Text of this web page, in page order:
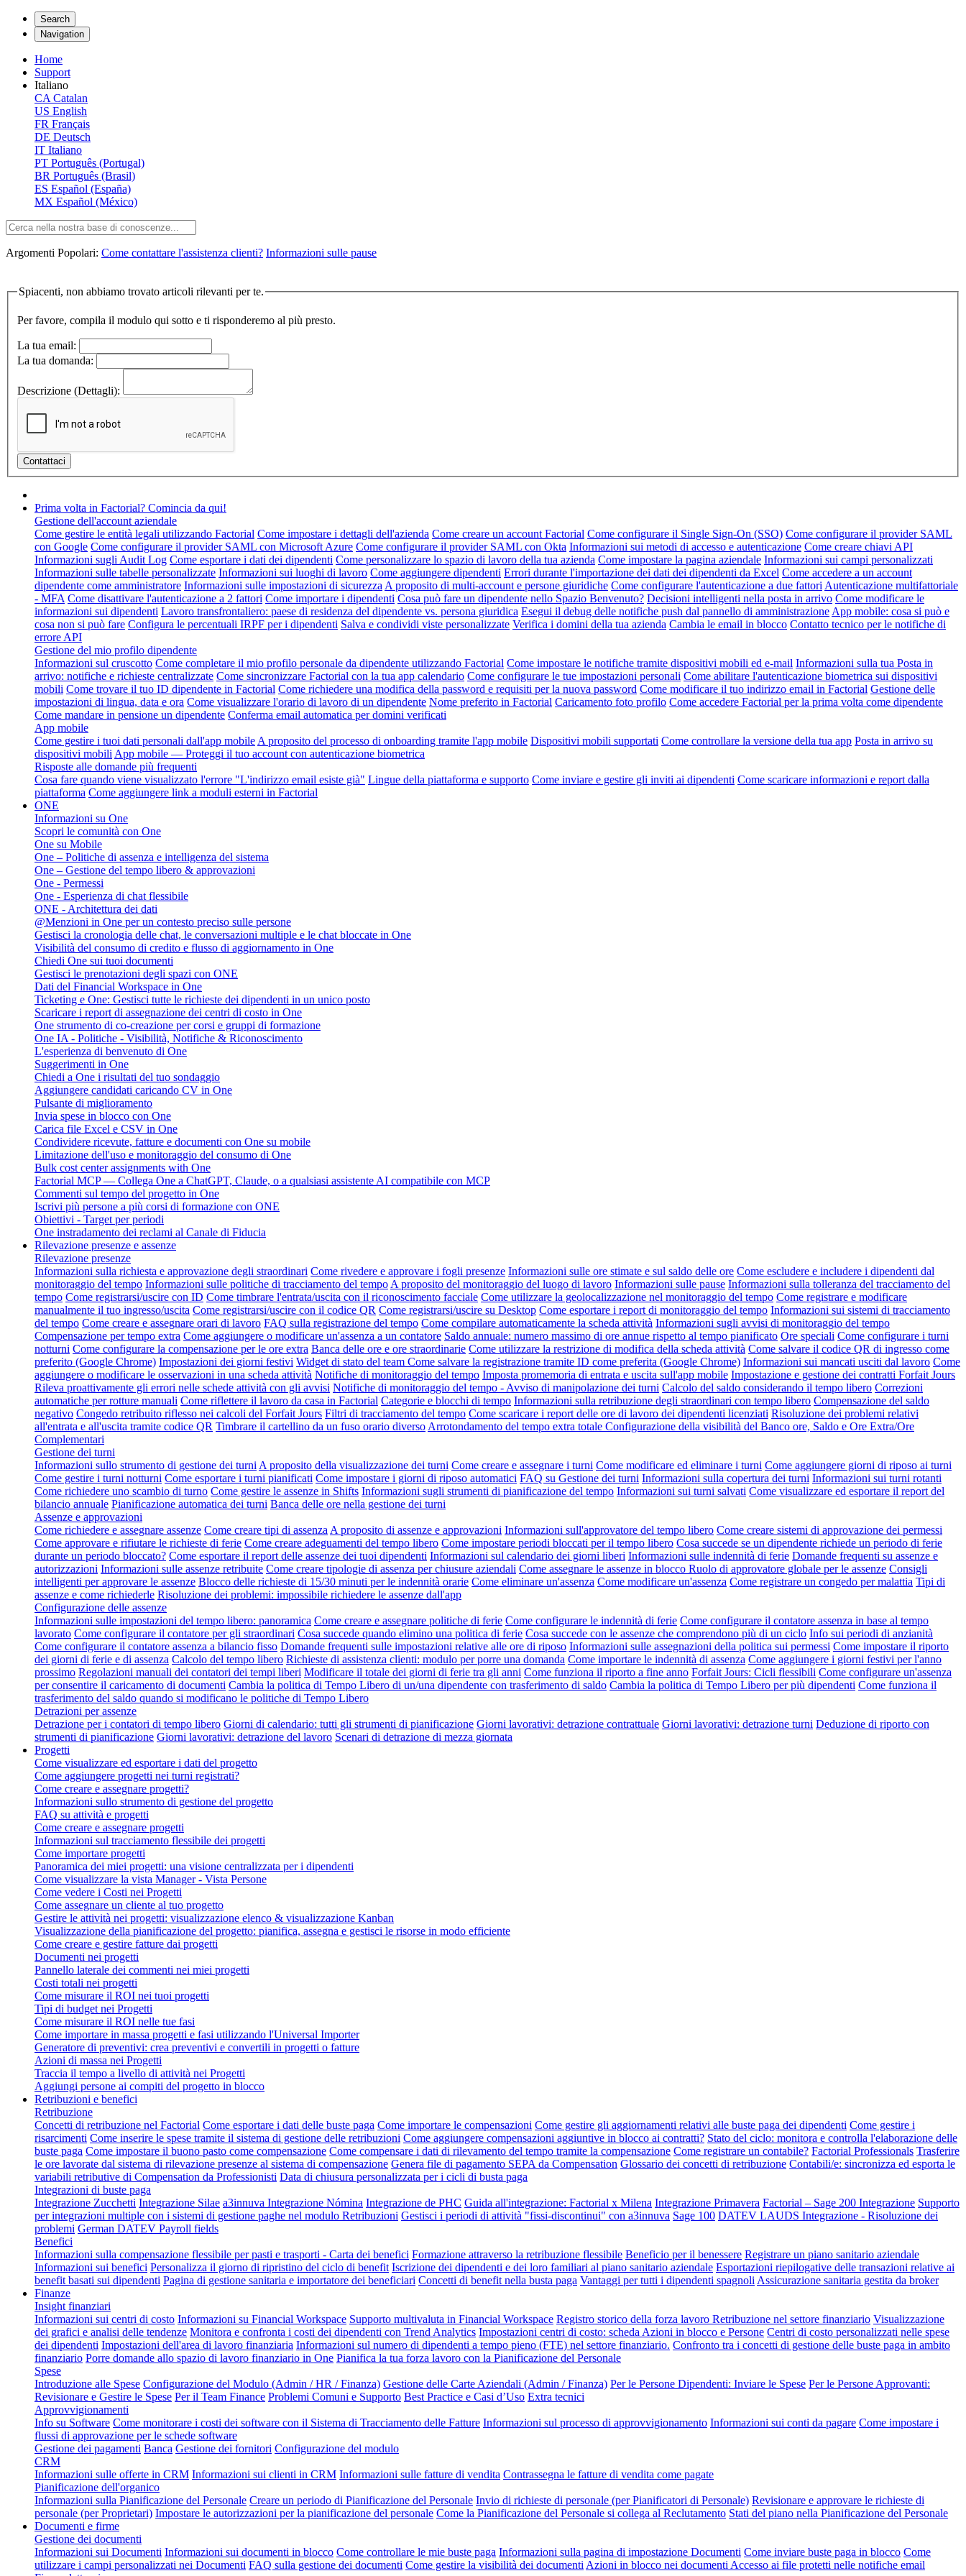
Search
Navigation
Home
Support
Italiano
CA Catalan
US English
FR Français
DE Deutsch
IT Italiano
PT Português (Portugal)
BR Português (Brasil)
ES Español (España)
MX Español (México)
Argomenti Popolari: Come contattare l'assistenza clienti? Informazioni sulle pause
Spiacenti, non abbiamo trovato articoli rilevanti per te.
Per favore, compila il modulo qui sotto e ti risponderemo al più presto.
La tua email:
La tua domanda:
Descrizione (Dettagli):
Prima volta in Factorial? Comincia da qui!
Gestione dell'account aziendale
Come gestire le entità legali utilizzando Factorial Come impostare i dettagli dell'azienda Come creare un account Factorial Come configurare il Single Sign-On (SSO) Come configurare il provider SAML
con Google Come configurare il provider SAML con Microsoft Azure Come configurare il provider SAML con Okta Informazioni sui metodi di accesso e autenticazione Come creare chiavi API
Informazioni sugli Audit Log Come esportare i dati dei dipendenti Come personalizzare lo spazio di lavoro della tua azienda Come impostare la pagina aziendale Informazioni sui campi personalizzati
Informazioni sulle tabelle personalizzate Informazioni sui luoghi di lavoro Come aggiungere dipendenti Errori durante l'importazione dei dati dei dipendenti da Excel Come accedere a un account
dipendente come amministratore Informazioni sulle impostazioni di sicurezza A proposito di multi-account e persone giuridiche Come configurare l'autenticazione a due fattori Autenticazione multifattoriale
- MFA Come disattivare l'autenticazione a 2 fattori Come importare i dipendenti Cosa può fare un dipendente nello Spazio Benvenuto? Decisioni intelligenti nella posta in arrivo Come modificare le
informazioni sui dipendenti Lavoro transfrontaliero: paese di residenza del dipendente vs. persona giuridica Esegui il debug delle notifiche push dal pannello di amministrazione App mobile: cosa si può e
cosa non si può fare Configura le percentuali IRPF per i dipendenti Salva e condividi viste personalizzate Verifica i domini della tua azienda Cambia le email in blocco Contatto tecnico per le notifiche di
errore API
Gestione del mio profilo dipendente
Informazioni sul cruscotto Come completare il mio profilo personale da dipendente utilizzando Factorial Come impostare le notifiche tramite dispositivi mobili ed e-mail Informazioni sulla tua Posta in
arrivo: notifiche e richieste centralizzate Come sincronizzare Factorial con la tua app calendario Come configurare le tue impostazioni personali Come abilitare l'autenticazione biometrica sui dispositivi
mobili Come trovare il tuo ID dipendente in Factorial Come richiedere una modifica della password e requisiti per la nuova password Come modificare il tuo indirizzo email in Factorial Gestione delle
impostazioni di lingua, data e ora Come visualizzare l'orario di lavoro di un dipendente Nome preferito in Factorial Caricamento foto profilo Come accedere Factorial per la prima volta come dipendente
Come mandare in pensione un dipendente Conferma email automatica per domini verificati
App mobile
Come gestire i tuoi dati personali dall'app mobile A proposito del processo di onboarding tramite l'app mobile Dispositivi mobili supportati Come controllare la versione della tua app Posta in arrivo su
dispositivi mobili App mobile — Proteggi il tuo account con autenticazione biometrica
Risposte alle domande più frequenti
Cosa fare quando viene visualizzato l'errore "L'indirizzo email esiste già" Lingue della piattaforma e supporto Come inviare e gestire gli inviti ai dipendenti Come scaricare informazioni e report dalla
piattaforma Come aggiungere link a moduli esterni in Factorial
ONE
Informazioni su One
Scopri le comunità con One
One su Mobile
One – Politiche di assenza e intelligenza del sistema
One – Gestione del tempo libero & approvazioni
One - Permessi
One - Esperienza di chat flessibile
ONE - Architettura dei dati
@Menzioni in One per un contesto preciso sulle persone
Gestisci la cronologia delle chat, le conversazioni multiple e le chat bloccate in One
Visibilità del consumo di credito e flusso di aggiornamento in One
Chiedi One sui tuoi documenti
Gestisci le prenotazioni degli spazi con ONE
Dati del Financial Workspace in One
Ticketing e One: Gestisci tutte le richieste dei dipendenti in un unico posto
Scaricare i report di assegnazione dei centri di costo in One
One strumento di co-creazione per corsi e gruppi di formazione
One IA - Politiche - Visibilità, Notifiche & Riconoscimento
L'esperienza di benvenuto di One
Suggerimenti in One
Chiedi a One i risultati del tuo sondaggio
Aggiungere candidati caricando CV in One
Pulsante di miglioramento
Invia spese in blocco con One
Carica file Excel e CSV in One
Condividere ricevute, fatture e documenti con One su mobile
Limitazione dell'uso e monitoraggio del consumo di One
Bulk cost center assignments with One
Factorial MCP — Collega One a ChatGPT, Claude, o a qualsiasi assistente AI compatibile con MCP
Commenti sul tempo del progetto in One
Iscrivi più persone a più corsi di formazione con ONE
Obiettivi - Target per periodi
One instradamento dei reclami al Canale di Fiducia
Rilevazione presenze e assenze
Rilevazione presenze
Informazioni sulla richiesta e approvazione degli straordinari Come rivedere e approvare i fogli presenze Informazioni sulle ore stimate e sul saldo delle ore Come escludere e includere i dipendenti dal
monitoraggio del tempo Informazioni sulle politiche di tracciamento del tempo A proposito del monitoraggio del luogo di lavoro Informazioni sulle pause Informazioni sulla tolleranza del tracciamento del
tempo Come registrarsi/uscire con ID Come timbrare l'entrata/uscita con il riconoscimento facciale Come utilizzare la geolocalizzazione nel monitoraggio del tempo Come registrare e modificare
manualmente il tuo ingresso/uscita Come registrarsi/uscire con il codice QR Come registrarsi/uscire su Desktop Come esportare i report di monitoraggio del tempo Informazioni sui sistemi di tracciamento
del tempo Come creare e assegnare orari di lavoro FAQ sulla registrazione del tempo Come compilare automaticamente la scheda attività Informazioni sugli avvisi di monitoraggio del tempo
Compensazione per tempo extra Come aggiungere o modificare un'assenza a un contatore Saldo annuale: numero massimo di ore annue rispetto al tempo pianificato Ore speciali Come configurare i turni
notturni Come configurare la compensazione per le ore extra Banca delle ore e ore straordinarie Come utilizzare la restrizione di modifica della scheda attività Come salvare il codice QR di ingresso come
preferito (Google Chrome) Impostazioni dei giorni festivi Widget di stato del team Come salvare la registrazione tramite ID come preferita (Google Chrome) Informazioni sui mancati usciti dal lavoro Come
aggiungere o modificare le osservazioni in una scheda attività Notifiche di monitoraggio del tempo Imposta promemoria di entrata e uscita sull'app mobile Impostazione e gestione dei contratti Forfait Jours
Rileva proattivamente gli errori nelle schede attività con gli avvisi Notifiche di monitoraggio del tempo - Avviso di manipolazione dei turni Calcolo del saldo considerando il tempo libero Correzioni
automatiche per rotture manuali Come riflettere il lavoro da casa in Factorial Categorie e blocchi di tempo Informazioni sulla retribuzione degli straordinari con tempo libero Compensazione del saldo
negativo Congedo retribuito riflesso nei calcoli del Forfait Jours Filtri di tracciamento del tempo Come scaricare i report delle ore di lavoro dei dipendenti licenziati Risoluzione dei problemi relativi
all'entrata e all'uscita tramite codice QR Timbrare il cartellino da un fuso orario diverso Arrotondamento del tempo extra totale Configurazione della visibilità del Banco ore, Saldo e Ore Extra/Ore
Complementari
Gestione dei turni
Informazioni sullo strumento di gestione dei turni A proposito della visualizzazione dei turni Come creare e assegnare i turni Come modificare ed eliminare i turni Come aggiungere giorni di riposo ai turni
Come gestire i turni notturni Come esportare i turni pianificati Come impostare i giorni di riposo automatici FAQ su Gestione dei turni Informazioni sulla copertura dei turni Informazioni sui turni rotanti
Come richiedere uno scambio di turno Come gestire le assenze in Shifts Informazioni sugli strumenti di pianificazione del tempo Informazioni sui turni salvati Come visualizzare ed esportare il report del
bilancio annuale Pianificazione automatica dei turni Banca delle ore nella gestione dei turni
Assenze e approvazioni
Come richiedere e assegnare assenze Come creare tipi di assenza A proposito di assenze e approvazioni Informazioni sull'approvatore del tempo libero Come creare sistemi di approvazione dei permessi
Come approvare e rifiutare le richieste di ferie Come creare adeguamenti del tempo libero Come impostare periodi bloccati per il tempo libero Cosa succede se un dipendente richiede un periodo di ferie
durante un periodo bloccato? Come esportare il report delle assenze dei tuoi dipendenti Informazioni sul calendario dei giorni liberi Informazioni sulle indennità di ferie Domande frequenti su assenze e
autorizzazioni Informazioni sulle assenze retribuite Come creare tipologie di assenza per chiusure aziendali Come assegnare le assenze in blocco Ruolo di approvatore globale per le assenze Consigli
intelligenti per approvare le assenze Blocco delle richieste di 15/30 minuti per le indennità orarie Come eliminare un'assenza Come modificare un'assenza Come registrare un congedo per malattia Tipi di
assenze e come richiederle Risoluzione dei problemi: impossibile richiedere le assenze dall'app
Configurazione delle assenze
Informazioni sulle impostazioni del tempo libero: panoramica Come creare e assegnare politiche di ferie Come configurare le indennità di ferie Come configurare il contatore assenza in base al tempo
lavorato Come configurare il contatore per gli straordinari Cosa succede quando elimino una politica di ferie Cosa succede con le assenze che comprendono più di un ciclo Info sui periodi di anzianità
Come configurare il contatore assenza a bilancio fisso Domande frequenti sulle impostazioni relative alle ore di riposo Informazioni sulle assegnazioni della politica sui permessi Come impostare il riporto
dei giorni di ferie e di assenza Calcolo del tempo libero Richieste di assistenza clienti: modulo per porre una domanda Come importare le indennità di assenza Come aggiungere i giorni festivi per l'anno
prossimo Regolazioni manuali dei contatori dei tempi liberi Modificare il totale dei giorni di ferie tra gli anni Come funziona il riporto a fine anno Forfait Jours: Cicli flessibili Come configurare un'assenza
per consentire il caricamento di documenti Cambia la politica di Tempo Libero di un/una dipendente con trasferimento di saldo Cambia la politica di Tempo Libero per più dipendenti Come funziona il
trasferimento del saldo quando si modificano le politiche di Tempo Libero
Detrazioni per assenze
Detrazione per i contatori di tempo libero Giorni di calendario: tutti gli strumenti di pianificazione Giorni lavorativi: detrazione contrattuale Giorni lavorativi: detrazione turni Deduzione di riporto con
strumenti di pianificazione Giorni lavorativi: detrazione del lavoro Scenari di detrazione di mezza giornata
Progetti
Come visualizzare ed esportare i dati del progetto
Come aggiungere progetti nei turni registrati?
Come creare e assegnare progetti?
Informazioni sullo strumento di gestione del progetto
FAQ su attività e progetti
Come creare e assegnare progetti
Informazioni sul tracciamento flessibile dei progetti
Come importare progetti
Panoramica dei miei progetti: una visione centralizzata per i dipendenti
Come visualizzare la vista Manager - Vista Persone
Come vedere i Costi nei Progetti
Come assegnare un cliente al tuo progetto
Gestire le attività nei progetti: visualizzazione elenco & visualizzazione Kanban
Visualizzazione della pianificazione del progetto: pianifica, assegna e gestisci le risorse in modo efficiente
Come creare e gestire fatture dai progetti
Documenti nei progetti
Pannello laterale dei commenti nei miei progetti
Costi totali nei progetti
Come misurare il ROI nei tuoi progetti
Tipi di budget nei Progetti
Come misurare il ROI nelle tue fasi
Come importare in massa progetti e fasi utilizzando l'Universal Importer
Generatore di preventivi: crea preventivi e convertili in progetti o fatture
Azioni di massa nei Progetti
Traccia il tempo a livello di attività nei Progetti
Aggiungi persone ai compiti del progetto in blocco
Retribuzioni e benefici
Retribuzione
Concetti di retribuzione nel Factorial Come esportare i dati delle buste paga Come importare le compensazioni Come gestire gli aggiornamenti relativi alle buste paga dei dipendenti Come gestire i
risarcimenti Come inserire le spese tramite il sistema di gestione delle retribuzioni Come aggiungere compensazioni aggiuntive in blocco ai contratti? Stato del ciclo: monitora e controlla l'elaborazione delle
buste paga Come impostare il buono pasto come compensazione Come compensare i dati di rilevamento del tempo tramite la compensazione Come registrare un contabile? Factorial Professionals Trasferire
le ore lavorate dal sistema di rilevazione presenze al sistema di compensazione Genera file di pagamento SEPA da Compensation Glossario dei concetti di retribuzione Contabili/e: sincronizza ed esporta le
variabili retributive di Compensation da Professionisti Data di chiusura personalizzata per i cicli di busta paga
Integrazioni di buste paga
Integrazione Zucchetti Integrazione Silae a3innuva Integrazione Nómina Integrazione de PHC Guida all'integrazione: Factorial x Milena Integrazione Primavera Factorial – Sage 200 Integrazione Supporto
per integrazioni multiple con i sistemi di gestione paghe nel modulo Retribuzioni Gestisci i periodi di attività "fissi-discontinui" con a3innuva Sage 100 DATEV LAUDS Integrazione - Risoluzione dei
problemi German DATEV Payroll fields
Benefici
Informazioni sulla compensazione flessibile per pasti e trasporti - Carta dei benefici Formazione attraverso la retribuzione flessibile Beneficio per il benessere Registrare un piano sanitario aziendale
Informazioni sui benefici Personalizza il giorno di ripristino del ciclo di benefit Iscrizione dei dipendenti e dei loro familiari al piano sanitario aziendale Esportazioni riepilogative delle transazioni relative ai
benefit basati sui dipendenti Pagina di gestione sanitaria e importatore dei beneficiari Concetti di benefit nella busta paga Vantaggi per tutti i dipendenti spagnoli Assicurazione sanitaria gestita da broker
Finanze
Insight finanziari
Informazioni sui centri di costo Informazioni su Financial Workspace Supporto multivaluta in Financial Workspace Registro storico della forza lavoro Retribuzione nel settore finanziario Visualizzazione
dei grafici e analisi delle tendenze Monitora e confronta i costi dei dipendenti con Trend Analytics Impostazioni centri di costo: scheda Azioni in blocco e Persone Centri di costo personalizzati nelle spese
dei dipendenti Impostazioni dell'area di lavoro finanziaria Informazioni sul numero di dipendenti a tempo pieno (FTE) nel settore finanziario. Confronto tra i concetti di gestione delle buste paga in ambito
finanziario Porre domande allo spazio di lavoro finanziario in One Pianifica la tua forza lavoro con la Pianificazione del Personale
Spese
Introduzione alle Spese Configurazione del Modulo (Admin / HR / Finanza) Gestione delle Carte Aziendali (Admin / Finanza) Per le Persone Dipendenti: Inviare le Spese Per le Persone Approvanti:
Revisionare e Gestire le Spese Per il Team Finance Problemi Comuni e Supporto Best Practice e Casi d’Uso Extra tecnici
Approvvigionamenti
Info su Software Come monitorare i costi dei software con il Sistema di Tracciamento delle Fatture Informazioni sul processo di approvvigionamento Informazioni sui conti da pagare Come impostare i
flussi di approvazione per le schede software
Gestione dei pagamenti Banca Gestione dei fornitori Configurazione del modulo
CRM
Informazioni sulle offerte in CRM Informazioni sui clienti in CRM Informazioni sulle fatture di vendita Contrassegna le fatture di vendita come pagate
Pianificazione dell'organico
Informazioni sulla Pianificazione del Personale Creare un periodo di Pianificazione del Personale Invio di richieste di personale (per Pianificatori di Personale) Revisionare e approvare le richieste di
personale (per Proprietari) Impostare le autorizzazioni per la pianificazione del personale Come la Pianificazione del Personale si collega al Reclutamento Stati del piano nella Pianificazione del Personale
Documenti e firme
Gestione dei documenti
Informazioni sui Documenti Informazioni sui documenti in blocco Come controllare le mie buste paga Informazioni sulla pagina di impostazione Documenti Come inviare buste paga in blocco Come
utilizzare i campi personalizzati nei Documenti FAQ sulla gestione dei documenti Come gestire la visibilità dei documenti Azioni in blocco nei documenti Accesso ai file protetti nelle notifiche email